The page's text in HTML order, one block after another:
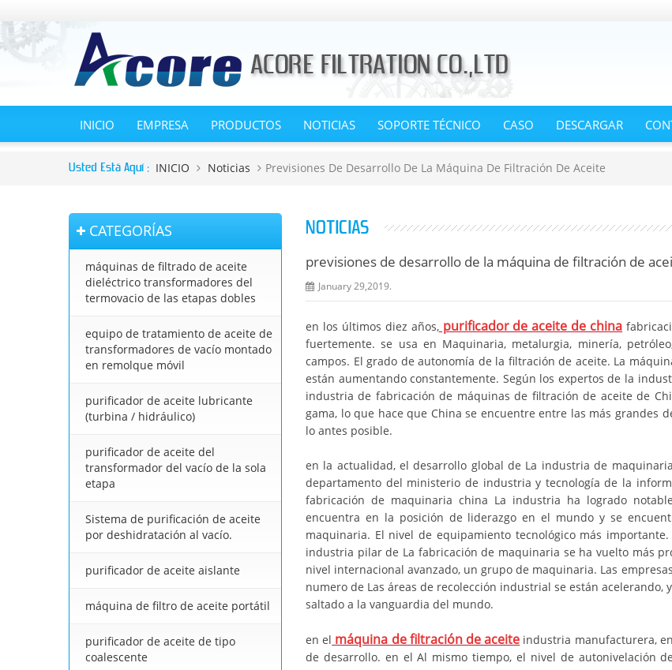
INICIO EMPRESA PRODUCTOS NOTICIAS SOPORTE TÉCNICO CASO DESCARGAR
Usted Está Aquí : INICIO Noticias Previsiones De Desarrollo De La Máquina De Filtración De Aceite
CATEGORÍAS
máquinas de filtrado de aceite
dieléctrico transformadores del
termovacio de las etapas dobles
equipo de tratamiento de aceite de
transformadores de vacío montado
en remolque móvil
purificador de aceite lubricante
(turbina / hidráulico)
purificador de aceite del
transformador del vacío de la sola
etapa
Sistema de purificación de aceite
por deshidratación al vacío.
purificador de aceite aislante
máquina de filtro de aceite portátil
purificador de aceite de tipo
coalescente
NOTICIAS
previsiones de desarrollo de la máquina de filtración de
January 29,2019.
en los últimos diez años,purificador de aceite de china
fuertemente. se usa en Maquinaria, metalurgia, minería,
campos. El grado de autonomía de la filtración de aceite. La
están aumentando constantemente. Según los expertos de la
industria de fabricación de máquinas de filtración de aceite de
gama, lo que hace que China se encuentre entre las más grandes
lo antes posible.
en la actualidad, el desarrollo global de La industria de
departamento del ministerio de industria y tecnología de la
fabricación de maquinaria china La industria ha logrado
encuentra en la posición de liderazgo en el mundo y se
maquinaria. El nivel de equipamiento tecnológico más
industria pilar de La fabricación de maquinaria se ha vuelto más
nivel internacional avanzado, un grupo de maquinaria. Las
numero de Las áreas de recolección industrial se están
saltado a la vanguardia del mundo.
en el máquina de filtración de aceite industria manufacturera,
de desarrollo. en el Al mismo tiempo, el nivel de autonivelación